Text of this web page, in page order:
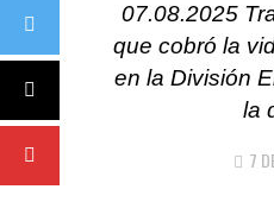
07.08.2025
que cobró la
en la División
la
7